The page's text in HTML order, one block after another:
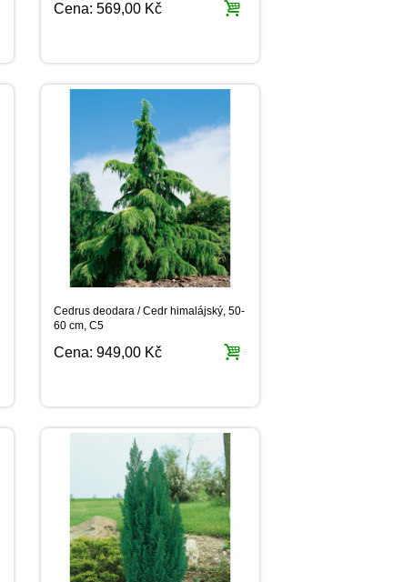
Cena: 569,00 Kč
Cedrus deodara / Cedr himalájský, 50-
60 cm, C5
Cena: 949,00 Kč